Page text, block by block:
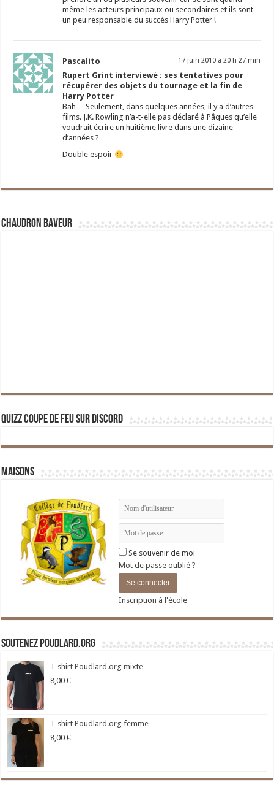
même les acteurs principaux ou secondaires et ils sont
un peu responsable du succés Harry Potter !
Pascalito 17 juin 2010 à 20 h 27 min
Rupert Grint interviewé : ses tentatives pour
récupérer des objets du tournage et la fin de
Harry Potter
Bah… Seulement, dans quelques années, il y a d’autres
films. J.K. Rowling n’a-t-elle pas déclaré à Pâques qu’elle
voudrait écrire un huitième livre dans une dizaine
d’années ?
Double espoir
Chaudron Baveur
Quizz Coupe de Feu sur Discord
Maisons
Se souvenir de moi
Mot de passe oublié ?
Inscription à l'école
Soutenez Poudlard.org
T-shirt Poudlard.org mixte
8,00 €
T-shirt Poudlard.org femme
8,00 €